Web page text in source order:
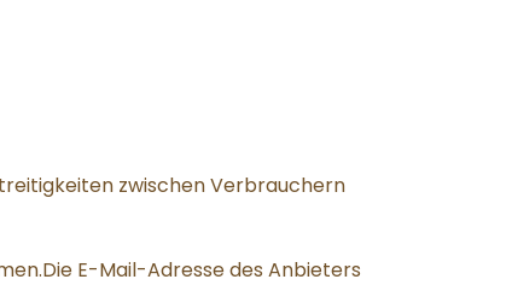
zwischen Verbrauchern
E-Mail-Adresse des Anbieters